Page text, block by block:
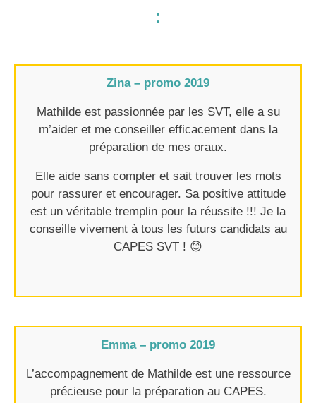
:
Zina – promo 2019
Mathilde est passionnée par les SVT, elle a su
m’aider et me conseiller efficacement dans la
préparation de mes oraux.
Elle aide sans compter et sait trouver les mots
pour rassurer et encourager. Sa positive attitude
est un véritable tremplin pour la réussite !!! Je la
conseille vivement à tous les futurs candidats au
CAPES SVT ! 😊
Emma – promo 2019
L’accompagnement de Mathilde est une ressource
précieuse pour la préparation au CAPES.